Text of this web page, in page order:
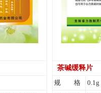
茶碱缓释片
规 格
0.1g